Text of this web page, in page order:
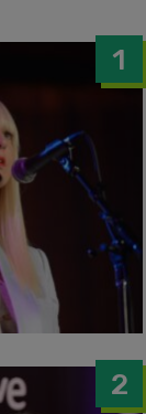
1
2